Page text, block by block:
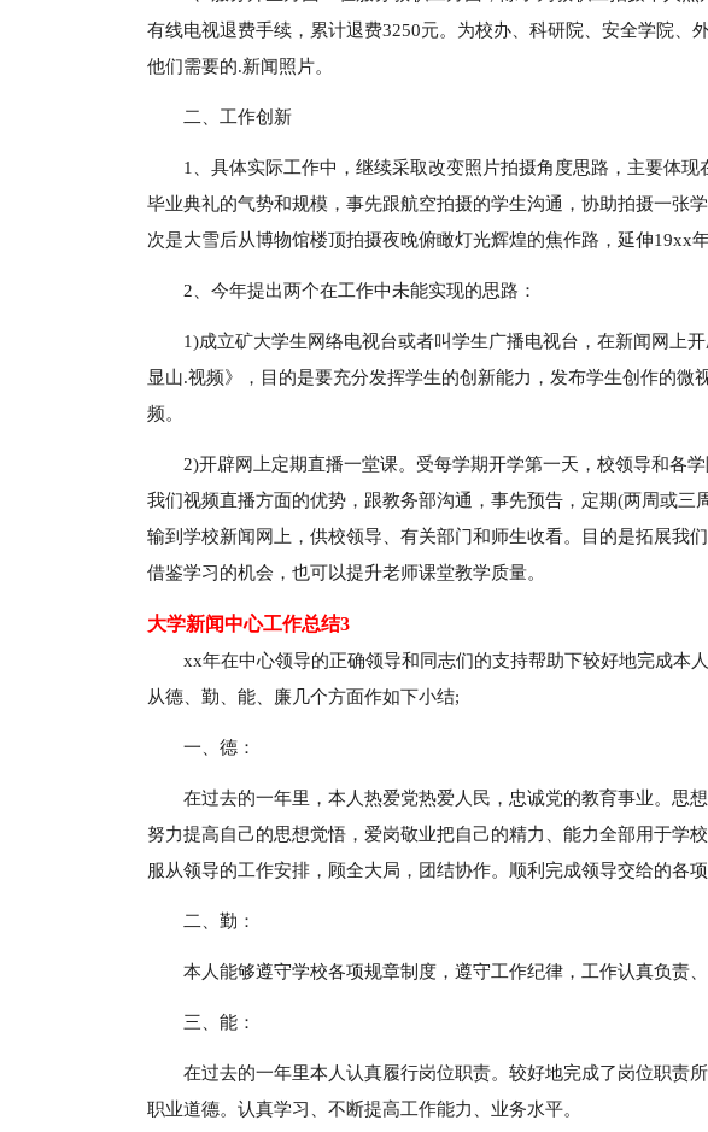
有线电视退费手续，累计退费3250元。为校办、科研院、安全学院、
他们需要的.新闻照片。
二、工作创新
1、具体实际工作中，继续采取改变照片拍摄角度思路，主要体现
毕业典礼的气势和规模，事先跟航空拍摄的学生沟通，协助拍摄一张
次是大雪后从博物馆楼顶拍摄夜晚俯瞰灯光辉煌的焦作路，延伸19xx
2、今年提出两个在工作中未能实现的思路：
1)成立矿大学生网络电视台或者叫学生广播电视台，在新闻网上
显山.视频》，目的是要充分发挥学生的创新能力，发布学生创作的微
频。
2)开辟网上定期直播一堂课。受每学期开学第一天，校领导和各
我们视频直播方面的优势，跟教务部沟通，事先预告，定期(两周或三
输到学校新闻网上，供校领导、有关部门和师生收看。目的是拓展我
借鉴学习的机会，也可以提升老师课堂教学质量。
大学新闻中心工作总结3
xx年在中心领导的正确领导和同志们的支持帮助下较好地完成本
从德、勤、能、廉几个方面作如下小结;
一、德：
在过去的一年里，本人热爱党热爱人民，忠诚党的教育事业。思
努力提高自己的思想觉悟，爱岗敬业把自己的精力、能力全部用于学
服从领导的工作安排，顾全大局，团结协作。顺利完成领导交给的各项
二、勤：
本人能够遵守学校各项规章制度，遵守工作纪律，工作认真负责、
三、能：
在过去的一年里本人认真履行岗位职责。较好地完成了岗位职责
职业道德。认真学习、不断提高工作能力、业务水平。